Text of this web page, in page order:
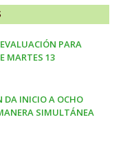
PARA
MARTES 13
DA INICIO A OCHO
SIMULTÁNEA